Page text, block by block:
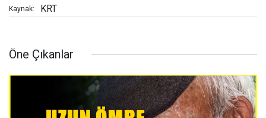
Kaynak: KRT
Öne Çıkanlar